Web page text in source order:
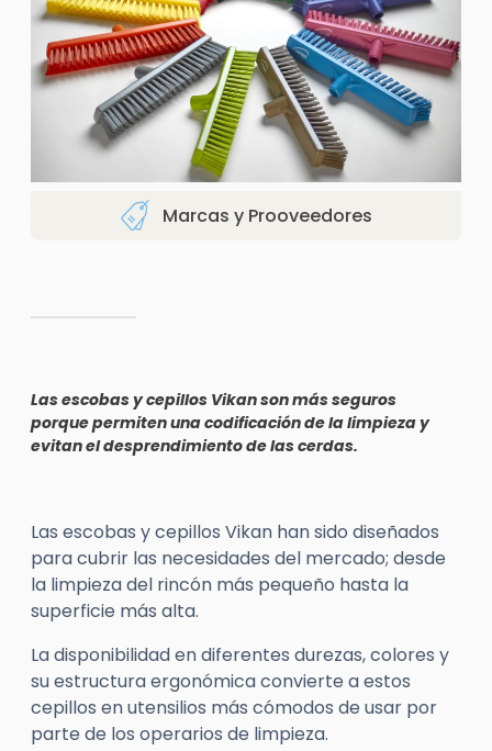
Marcas y Prooveedores
Las escobas y cepillos Vikanson más seguros
porque permiten una codificación de la limpieza y
evitan el desprendimiento de las cerdas.
Las escobas y cepillos Vikan han sido diseñados
para cubrir las necesidades del mercado; desde
la limpieza del rincón más pequeño hasta la
superficie más alta.
La disponibilidad en diferentes durezas, colores y
su estructura ergonómica convierte a estos
cepillos en utensilios más cómodos de usar por
parte de los operarios de limpieza.